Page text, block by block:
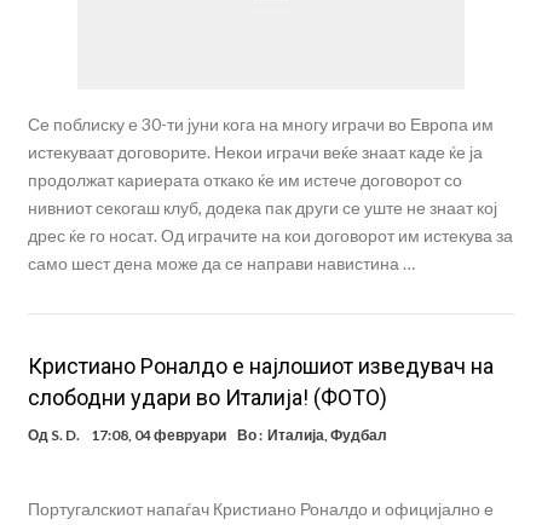
Се поблиску е 30-ти јуни кога на многу играчи во Европа им
истекуваат договорите. Некои играчи веќе знаат каде ќе ја
продолжат кариерата откако ќе им истече договорот со
нивниот секогаш клуб, додека пак други се уште не знаат кој
дрес ќе го носат. Од играчите на кои договорот им истекува за
само шест дена може да се направи навистина …
Кристиано Роналдо е најлошиот изведувач на
слободни удари во Италија! (ФОТО)
Од S. D. 17:08, 04 февруари Во : Италија,Фудбал
Португалскиот напаѓач Кристиано Роналдо и официјално е